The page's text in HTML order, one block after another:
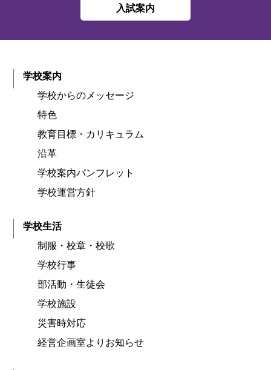
入試案内
学校案内
学校からのメッセージ
特色
教育目標・カリキュラム
沿革
学校案内パンフレット
学校運営方針
学校生活
制服・校章・校歌
学校行事
部活動・生徒会
学校施設
災害時対応
経営企画室よりお知らせ